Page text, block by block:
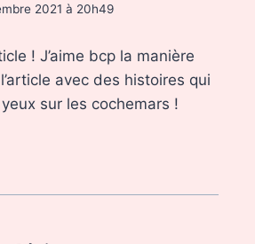
2021 à 20h49
! J’aime bcp la manière
avec des histoires qui
sur les cochemars !